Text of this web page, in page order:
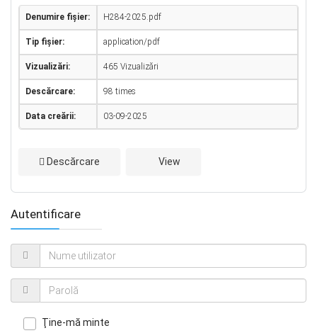
Denumire fișier: H284-2025.pdf
Tip fișier: application/pdf
Vizualizări: 465 Vizualizări
Descărcare: 98 times
Data creării: 03-09-2025
Descărcare View
Autentificare
Ţine-mă minte